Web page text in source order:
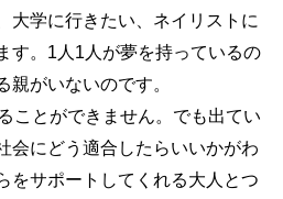
大学に行きたい、ネイリストに
す。1人1人が夢を持っているの
親がいないのです。
ことができません。でも出てい
会にどう適合したらいいかがわ
をサポートしてくれる大人とつ